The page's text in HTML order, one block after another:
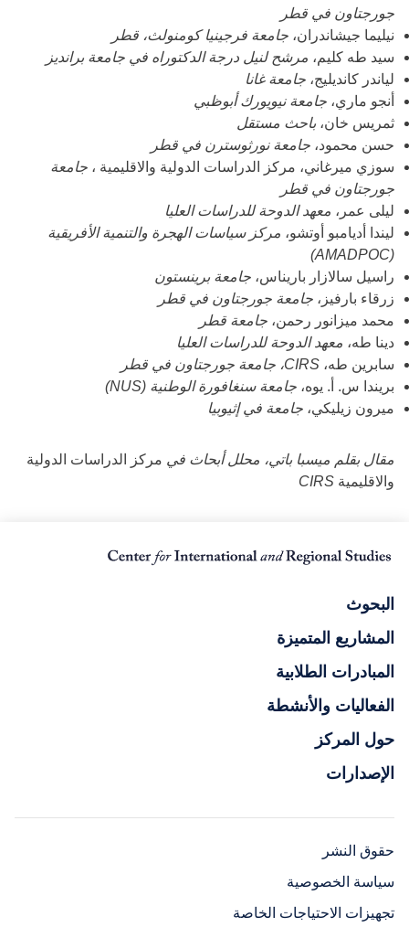
جورجتاون في قطر
نيليما جيشاندران، جامعة فرجينيا كومنولث، قطر
سيد طه كليم، مرشح لنيل درجة الدكتوراه في جامعة برانديز
لياندر كانديليج، جامعة غانا
أنجو ماري، جامعة نيويورك أبوظبي
ثمريس خان، باحث مستقل
حسن محمود، جامعة نورثوسترن في قطر
سوزي ميرغاني، مركز الدراسات الدولية والاقليمية ، جامعة
جورجتاون في قطر
ليلى عمر، معهد الدوحة للدراسات العليا
ليندا أديامبو أوتشو، مركز سياسات الهجرة والتنمية الأفريقية
(AMADPOC)
راسيل سالازار باريناس، جامعة برينستون
زرقاء بارفيز، جامعة جورجتاون في قطر
محمد ميزانور رحمن، جامعة قطر
دينا طه، معهد الدوحة للدراسات العليا
سابرين طه، CIRS، جامعة جورجتاون في قطر
بريندا س. أ. يوه، جامعة سنغافورة الوطنية (NUS)
ميرون زيليكي، جامعة في إثيوبيا
مقال بقلم ميسبا باتي، محلل أبحاث في مركز الدراسات الدولية
والاقليمية
البحوث
المشاريع المتميزة
المبادرات الطلابية
الفعاليات والأنشطة
حول المركز
الإصدارات
حقوق النشر
سياسة الخصوصية
تجهيزات الاحتياجات الخاصة